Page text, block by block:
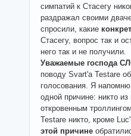
симпатий к Стасегу
раздражал своими
спросили, какие
Стасегу, вопрос так и
него так и не получили.
Уважаемые господа
поводу Svart'a Testare
голосования. Я
одной причине: никто
откровенным
Testare никто, кроме
этой причине